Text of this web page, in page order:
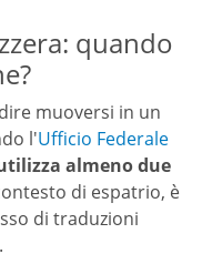
quando
muoversi in un
l'Ufficio Federale
almeno due
di espatrio, è
di traduzioni